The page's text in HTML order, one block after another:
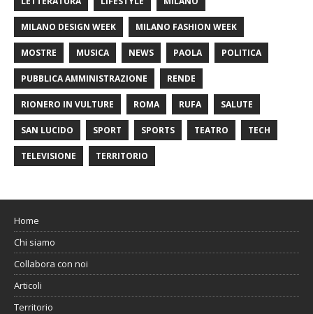
MILANO DESIGN WEEK MILANO FASHION WEEK
MOSTRE MUSICA NEWS PAOLA POLITICA
PUBBLICA AMMINISTRAZIONE RENDE
RIONERO IN VULTURE ROMA RUFA SALUTE
SAN LUCIDO SPORT SPORTS TEATRO TECH
TELEVISIONE TERRITORIO
Home
Chi siamo
Collabora con noi
Articoli
Territorio